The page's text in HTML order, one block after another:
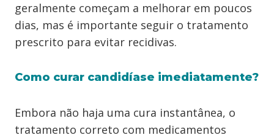
geralmente começam a melhorar em poucos
dias, mas é importante seguir o tratamento
prescrito para evitar recidivas.
Como curar candidíase imediatamente?
Embora não haja uma cura instantânea, o
tratamento correto com medicamentos